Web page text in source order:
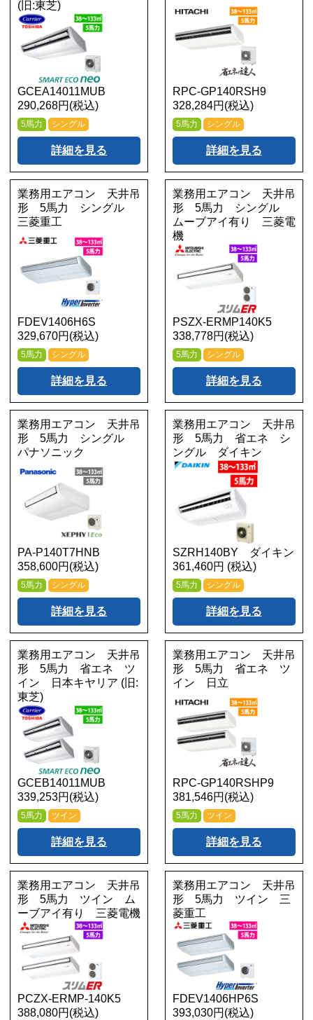
(旧:東芝)
GCEA14011MUB
290,268円(税込)
5馬力 シングル
詳細を見る
RPC-GP140RSH9
328,284円(税込)
5馬力 シングル
詳細を見る
業務用エアコン 天井吊
形 5馬力 シングル
三菱重工
FDEV1406H6S
329,670円(税込)
5馬力 シングル
詳細を見る
業務用エアコン 天井吊
形 5馬力 シングル
ムーブアイ有り 三菱電
機
PSZX-ERMP140K5
338,778円(税込)
5馬力 シングル
詳細を見る
業務用エアコン 天井吊
形 5馬力 シングル
パナソニック
PA-P140T7HNB
358,600円(税込)
5馬力 シングル
詳細を見る
業務用エアコン 天井吊
形 5馬力 省エネ シ
ングル ダイキン
SZRH140BY ダイキン
361,460円 (税込)
5馬力 シングル
詳細を見る
業務用エアコン 天井吊
形 5馬力 省エネ ツ
イン 日本キヤリア (旧:
東芝)
GCEB14011MUB
339,253円(税込)
5馬力 ツイン
詳細を見る
業務用エアコン 天井吊
形 5馬力 省エネ ツ
イン 日立
RPC-GP140RSHP9
381,546円(税込)
5馬力 ツイン
詳細を見る
業務用エアコン 天井吊
形 5馬力 ツイン ム
ーブアイ有り 三菱電機
PCZX-ERMP-140K5
388,080円(税込)
業務用エアコン 天井吊
形 5馬力 ツイン 三
菱重工
FDEV1406HP6S
393,030円(税込)